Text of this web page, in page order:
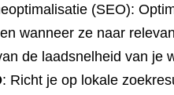
(SEO):
wanneer ze naar
de laadsnelheid van je
: Richt je op lokale